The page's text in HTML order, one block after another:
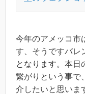
今年のアメッコ市
す、そうですバレ
となります。本日
繋がりという事で
介したいと思いま